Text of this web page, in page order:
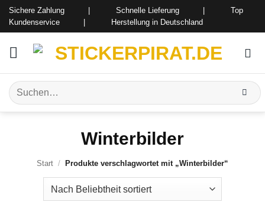
Zum
Inhalt
Sichere Zahlung | Schnelle Lieferung | Top
Kundenservice | Herstellung in Deutschland
Suchen
nach:
Winterbilder
Start / Produkte verschlagwortet mit „Winterbilder“